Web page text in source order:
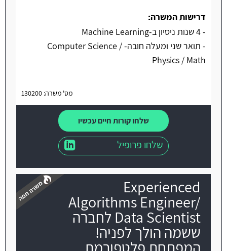
דרישות המשרה:
- 4 שנות ניסיון ב-Machine Learning
- תואר שני ומעלה חובה- Computer Science /
Physics / Math
מס' משרה: 130200
שלחו קורות חיים עכשיו
שלחו פרופיל
Experienced
Algorithms Engineer/
Data Scientist לחברה
ששמה הולך לפניה!